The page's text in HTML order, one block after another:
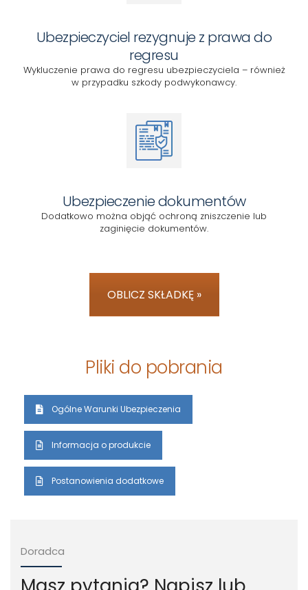
Ubezpieczyciel rezygnuje z prawa do
regresu
Wykluczenie prawa do regresu ubezpieczyciela – również
w przypadku szkody podwykonawcy.
Ubezpieczenie dokumentów
Dodatkowo można objąć ochroną zniszczenie lub
zaginięcie dokumentów.
OBLICZ SKŁADKĘ »
Pliki do pobrania
Ogólne Warunki Ubezpieczenia
Informacja o produkcie
Postanowienia dodatkowe
Doradca